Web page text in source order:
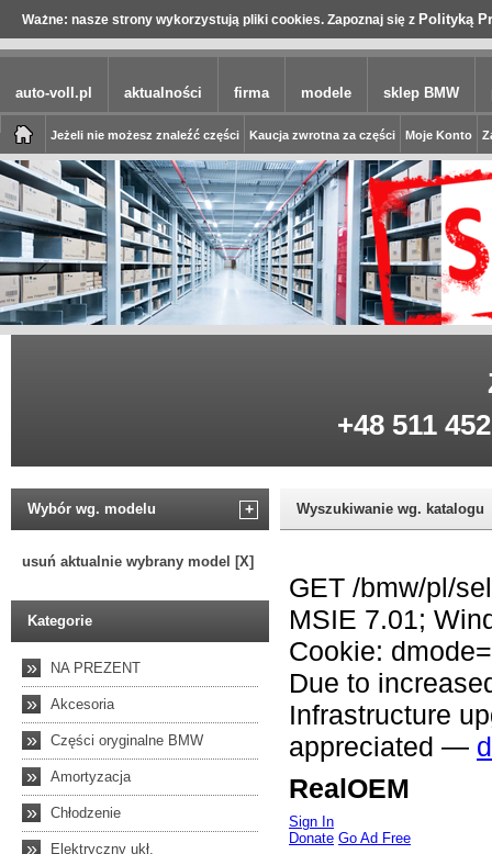
Ważne: nasze strony wykorzystują pliki cookies. Zapoznaj się z Polityką
auto-voll.pl aktualności firma modele sklep BMW
Jeżeli nie możesz znaleźć części Kaucja zwrotna za części Moje Konto
+48 511
Wybór wg. modelu +
usuń aktualnie wybrany model [X]
Kategorie
» NA PREZENT
» Akcesoria
» Części oryginalne BMW
» Amortyzacja
» Chłodzenie
» Elektryczny ukł.
Wyszukiwanie wg. katalogu